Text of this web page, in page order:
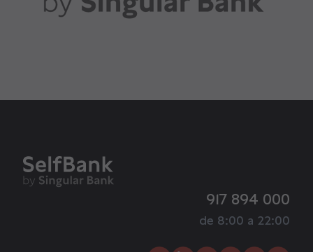
917 894 000
de 8:00 a 22:00